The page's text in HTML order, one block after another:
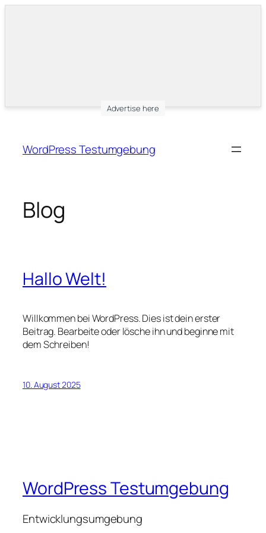
Advertise here
springen
WordPress Testumgebung
Blog
Hallo Welt!
Willkommen bei WordPress. Dies ist dein erster
Beitrag. Bearbeite oder lösche ihn und beginne mit
dem Schreiben!
10. August 2025
WordPress Testumgebung
Entwicklungsumgebung